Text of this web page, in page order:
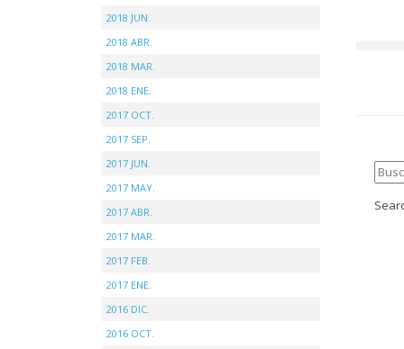
2018 JUN.
2018 ABR.
2018 MAR.
2018 ENE.
2017 OCT.
2017 SEP.
2017 JUN.
2017 MAY.
2017 ABR.
2017 MAR.
2017 FEB.
2017 ENE.
2016 DIC.
2016 OCT.